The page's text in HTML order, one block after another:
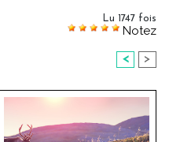
Lu 1747 fois
Notez
< >